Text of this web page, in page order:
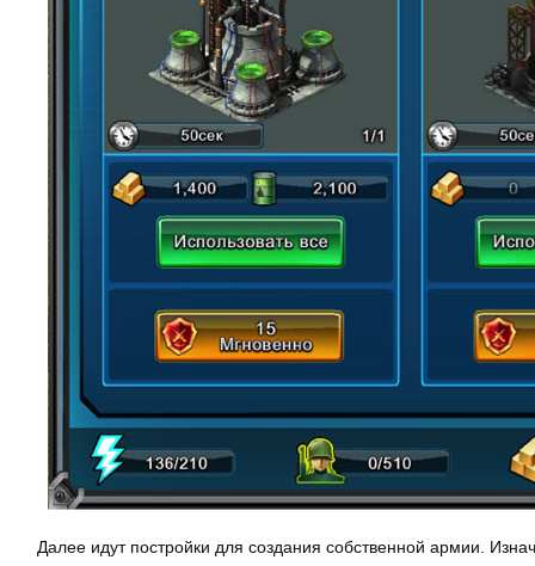
Далее идут постройки для создания собственной армии.